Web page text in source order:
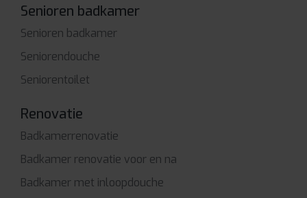
Senioren badkamer
Senioren badkamer
Seniorendouche
Seniorentoilet
Renovatie
Badkamerrenovatie
Badkamer renovatie voor en na
Badkamer met inloopdouche